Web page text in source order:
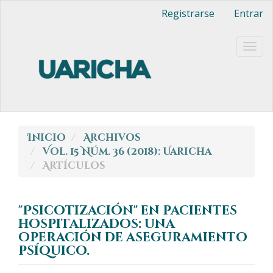
Barra
lateral
Registrarse Entrar
Inicio
Archivos
Vol. 15 Núm. 36 (2018): Uaricha
Artículos
"Psicotización" en pacientes
hospitalizados: una
operación de aseguramiento
psíquico.